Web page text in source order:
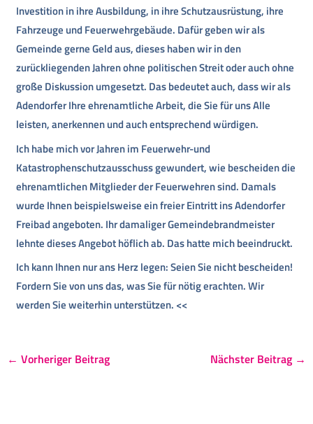
Investition in ihre Ausbildung, in ihre Schutzausrüstung, ihre
Fahrzeuge und Feuerwehrgebäude. Dafür geben wir als
Gemeinde gerne Geld aus, dieses haben wir in den
zurückliegenden Jahren ohne politischen Streit oder auch ohne
große Diskussion umgesetzt. Das bedeutet auch, dass wir als
Adendorfer Ihre ehrenamtliche Arbeit, die Sie für uns Alle
leisten, anerkennen und auch entsprechend würdigen.
Ich habe mich vor Jahren im Feuerwehr-und
Katastrophenschutzausschuss gewundert, wie bescheiden die
ehrenamtlichen Mitglieder der Feuerwehren sind. Damals
wurde Ihnen beispielsweise ein freier Eintritt ins Adendorfer
Freibad angeboten. Ihr damaliger Gemeindebrandmeister
lehnte dieses Angebot höflich ab. Das hatte mich beeindruckt.
Ich kann Ihnen nur ans Herz legen: Seien Sie nicht bescheiden!
Fordern Sie von uns das, was Sie für nötig erachten. Wir
werden Sie weiterhin unterstützen. <<
← Vorheriger Beitrag Nächster Beitrag →